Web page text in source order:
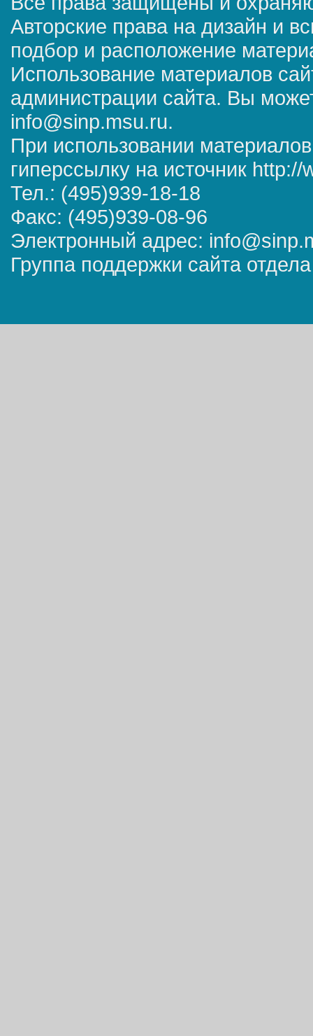
Авторские права на дизайн и
подбор и расположение
Использование материалов
администрации сайта. Вы
info@sinp.msu.ru.
При использовании
гиперссылку на источник
Тел.: (495)939-18-18
Факс: (495)939-08-96
Электронный адрес:
Группа поддержки сайта